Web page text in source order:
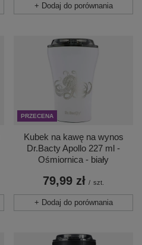
+ Dodaj do porównania
PRZECENA
Kubek na kawę na wynos
Dr.Bacty Apollo 227 ml -
Ośmiornica - biały
79,99 zł / szt.
+ Dodaj do porównania